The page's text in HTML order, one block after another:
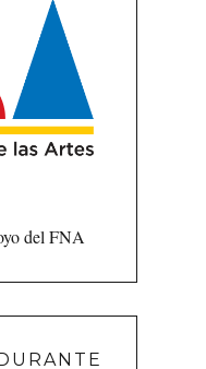
del FNA